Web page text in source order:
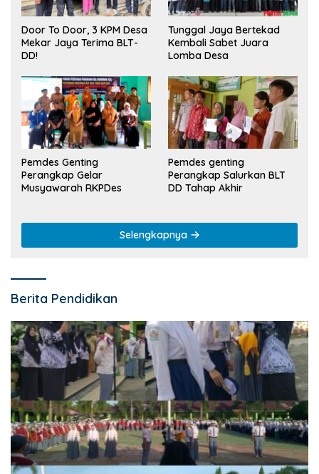
Door To Door, 3 KPM Desa
Mekar Jaya Terima BLT-
DD!
Tunggal Jaya Bertekad
Kembali Sabet Juara
Lomba Desa
Pemdes Genting
Perangkap Gelar
Musyawarah RKPDes
Pemdes genting
Perangkap Salurkan BLT
DD Tahap Akhir
Selengkapnya
Berita Pendidikan